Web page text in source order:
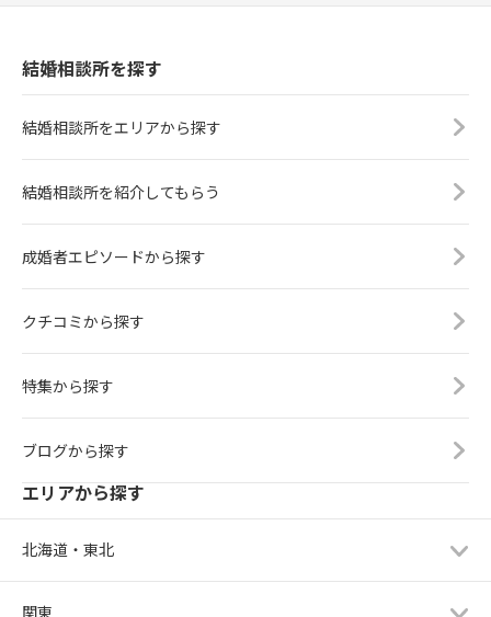
結婚相談所を探す
結婚相談所をエリアから探す
結婚相談所を紹介してもらう
成婚者エピソードから探す
クチコミから探す
特集から探す
ブログから探す
エリアから探す
北海道・東北
関東